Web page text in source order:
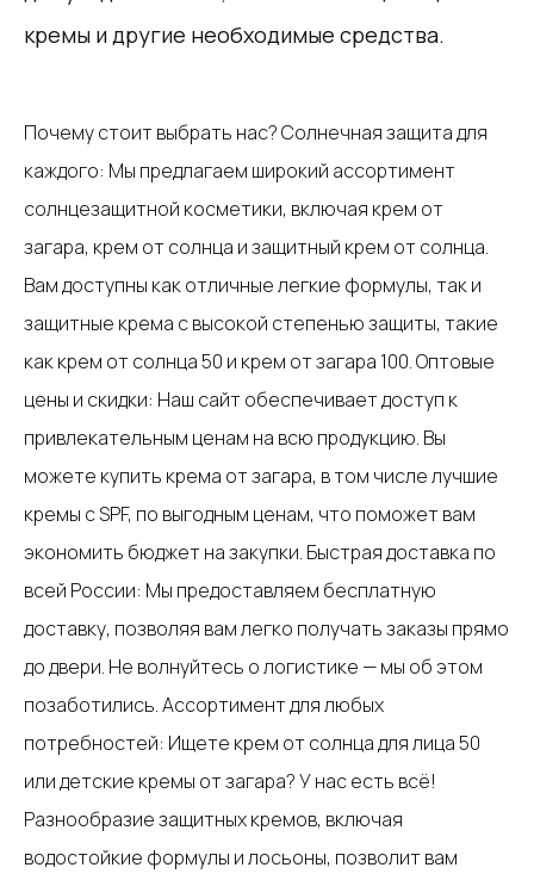
кремы и другие необходимые средства.
Почему стоит выбрать нас? Солнечная защита для
каждого: Мы предлагаем широкий ассортимент
солнцезащитной косметики, включая крем от
загара, крем от солнца и защитный крем от солнца.
Вам доступны как отличные легкие формулы, так и
защитные крема с высокой степенью защиты, такие
как крем от солнца 50 и крем от загара 100. Оптовые
цены и скидки: Наш сайт обеспечивает доступ к
привлекательным ценам на всю продукцию. Вы
можете купить крема от загара, в том числе лучшие
кремы с SPF, по выгодным ценам, что поможет вам
экономить бюджет на закупки. Быстрая доставка по
всей России: Мы предоставляем бесплатную
доставку, позволяя вам легко получать заказы прямо
до двери. Не волнуйтесь о логистике — мы об этом
позаботились. Ассортимент для любых
потребностей: Ищете крем от солнца для лица 50
или детские кремы от загара? У нас есть всё!
Разнообразие защитных кремов, включая
водостойкие формулы и лосьоны, позволит вам